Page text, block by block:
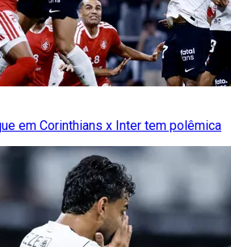
em Corinthians x Inter tem polêmica